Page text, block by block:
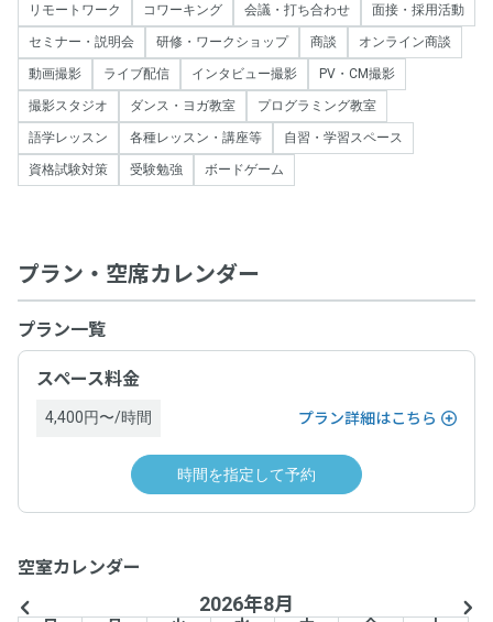
リモートワーク コワーキング 会議・打ち合わせ 面接・採用活動
セミナー・説明会 研修・ワークショップ 商談 オンライン商談
動画撮影 ライブ配信 インタビュー撮影 PV・CM撮影
撮影スタジオ ダンス・ヨガ教室 プログラミング教室
語学レッスン 各種レッスン・講座等 自習・学習スペース
資格試験対策 受験勉強 ボードゲーム
プラン・空席カレンダー
プラン一覧
スペース料金
4,400円〜/時間 プラン詳細はこちら
時間を指定して予約
空室カレンダー
2026年8月